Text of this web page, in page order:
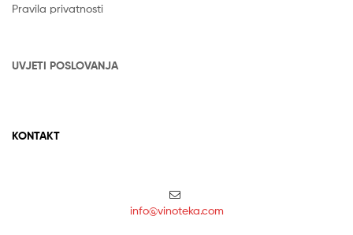
Pravila privatnosti
UVJETI POSLOVANJA
KONTAKT
info@vinoteka.com